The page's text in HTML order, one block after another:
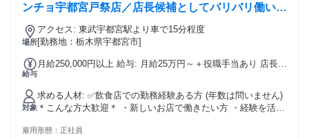
ンチョ宇都宮戸祭店／店長候補としてバリバリ働いて
くれる正社員大募集！！月給25万円～+役職手当あ
り！
場所
アクセス: 東武宇都宮駅より車で15分程度
[勤務地：栃木県宇都宮市]
給与
月給250,000円以上 給与: 月給25万円～＋役職手当あり 店長候
す！
対象
求める人材: ✅飲食店での勤務経験ある方 (年数は問いません)
＊こんな方大歓迎＊ ・新しいお店で働きたい方 ・経験を活か
キッチンスタッフの経験者の方 ・新しい環境でお仕事を始め
雇用形態： 正社員